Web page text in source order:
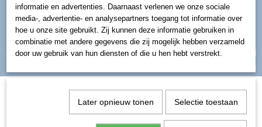
Inloggen Registreren
UW WINKELWAGEN
(0)
informatie en advertenties. Daarnaast verlenen we onze sociale
media-, advertentie- en analysepartners toegang tot informatie over
hoe u onze site gebruikt. Zij kunnen deze informatie gebruiken in
combinatie met andere gegevens die zij mogelijk hebben verzameld
door uw gebruik van hun diensten of die u hen hebt verstrekt.
Later opnieuw tonen Selectie toestaan